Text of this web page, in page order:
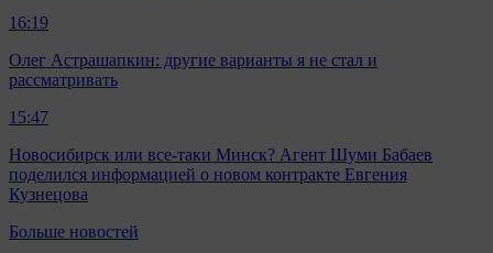
16:19
Олег Астрашапкин: другие варианты я не стал и
рассматривать
15:47
Новосибирск или все-таки Минск? Агент Шуми Бабаев
поделился информацией о новом контракте Евгения
Кузнецова
Больше новостей